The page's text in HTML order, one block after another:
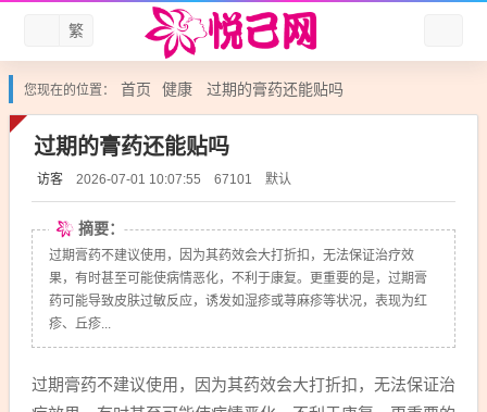
繁
您现在的位置： 首页 健康 过期的膏药还能贴吗
过期的膏药还能贴吗
访客 2026-07-01 10:07:55 67101 默认
摘要：
过期膏药不建议使用，因为其药效会大打折扣，无法保证治疗效
果，有时甚至可能使病情恶化，不利于康复。更重要的是，过期膏
药可能导致皮肤过敏反应，诱发如湿疹或荨麻疹等状况，表现为红
疹、丘疹...
过期膏药不建议使用，因为其药效会大打折扣，无法保证治